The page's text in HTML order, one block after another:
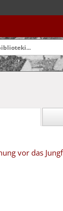
vor das